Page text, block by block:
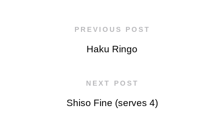
PREVIOUS POST
Haku Ringo
NEXT POST
Shiso Fine (serves 4)